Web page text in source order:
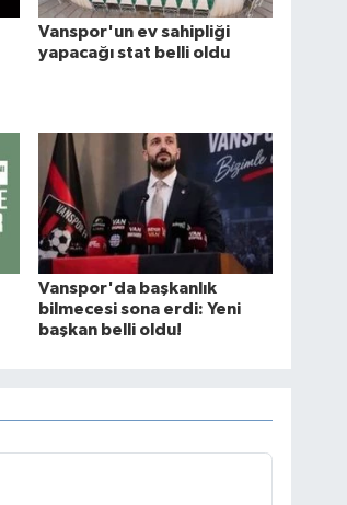
Vanspor'un ev sahipliği
yapacağı stat belli oldu
Vanspor'da başkanlık
bilmecesi sona erdi: Yeni
başkan belli oldu!